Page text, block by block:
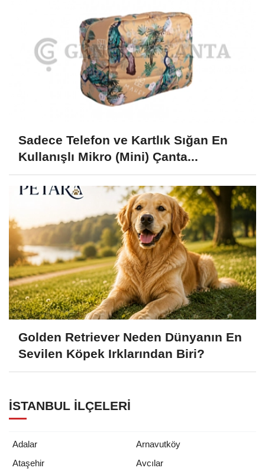
Sadece Telefon ve Kartlık Sığan En
Kullanışlı Mikro (Mini) Çanta...
Golden Retriever Neden Dünyanın En
Sevilen Köpek Irklarından Biri?
İSTANBUL İLÇELERI
Adalar
Arnavutköy
Ataşehir
Avcılar